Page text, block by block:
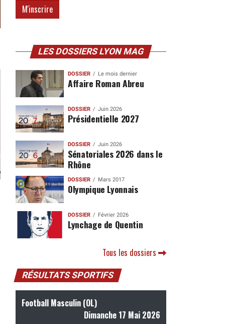
LES DOSSIERS LYON MAG
DOSSIER Le mois dernier
Affaire Roman Abreu
DOSSIER Juin 2026
Présidentielle 2027
DOSSIER Juin 2026
Sénatoriales 2026 dans le
Rhône
DOSSIER Mars 2017
Olympique Lyonnais
DOSSIER Février 2026
Lynchage de Quentin
Tous les dossiers
RÉSULTATS SPORTIFS
Football Masculin (OL)
Dimanche 17 Mai 2026